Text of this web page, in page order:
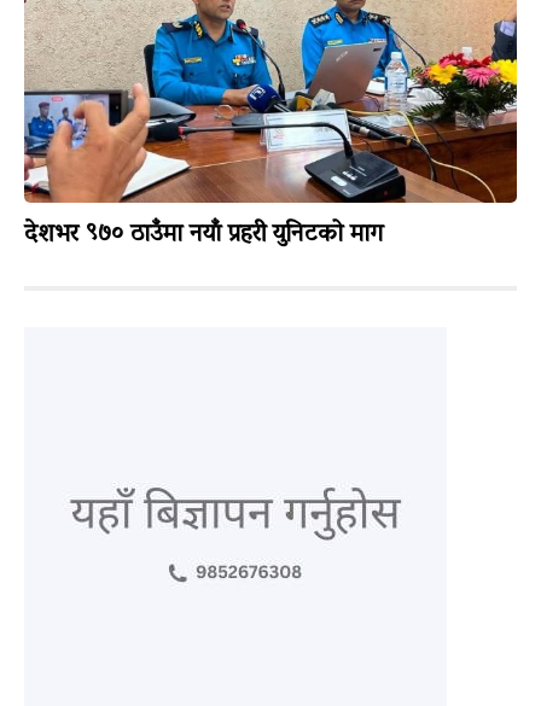
देशभर ९७० ठाउँमा नयाँ प्रहरी युनिटको माग